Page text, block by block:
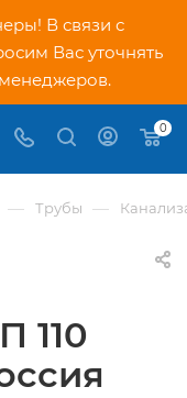
В связи с
Вас уточнять
0
— Трубы —
110